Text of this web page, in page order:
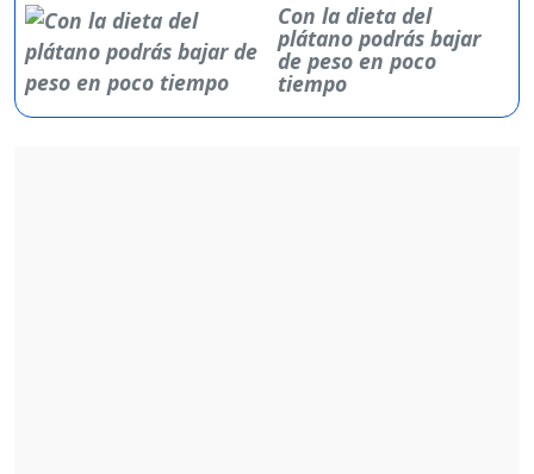
Con la dieta del
plátano podrás bajar
de peso en poco
tiempo